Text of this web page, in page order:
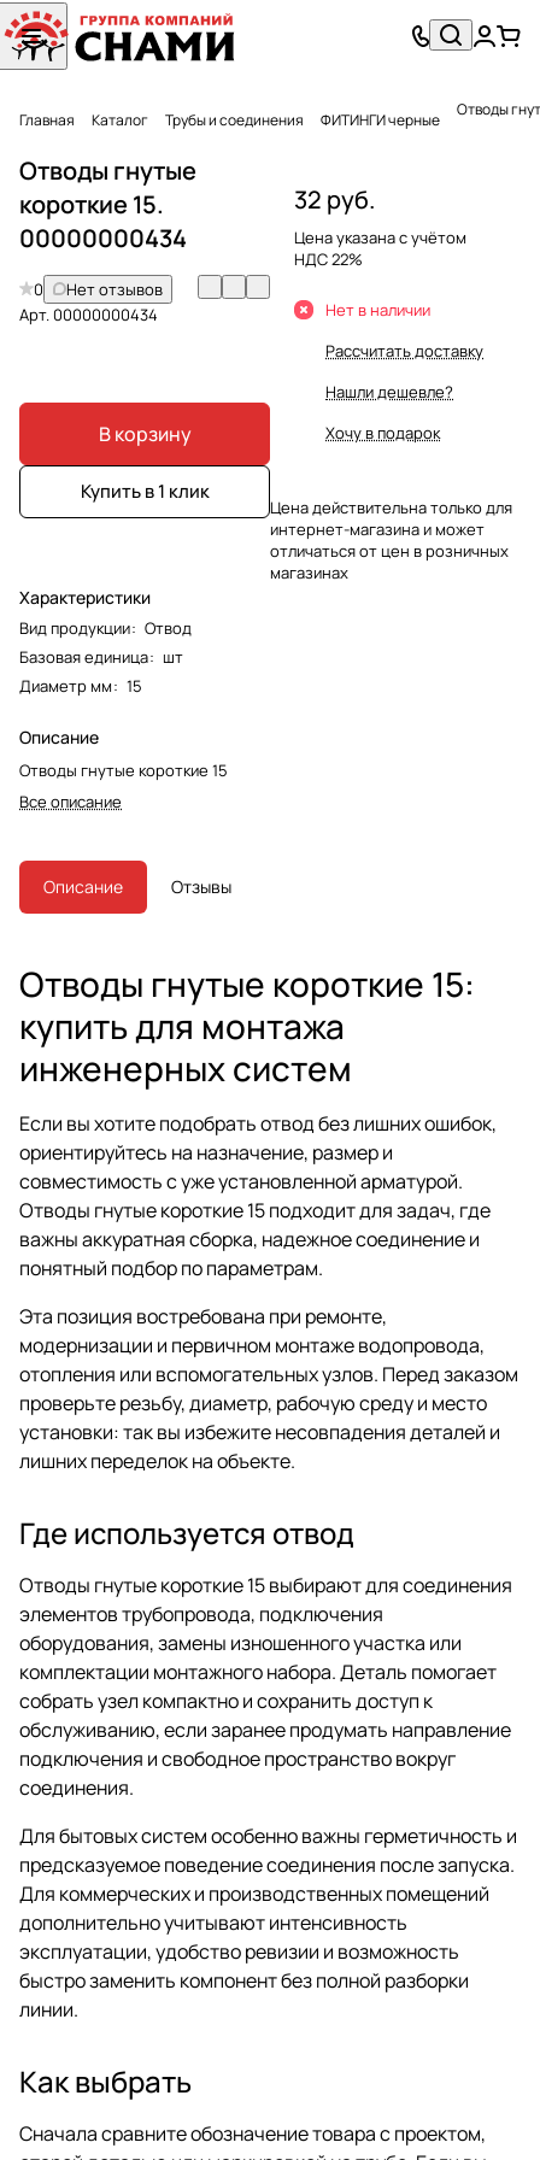
Главная Каталог Трубы и соединения ФИТИНГИ черные Отводы
Отводы гнутые
короткие 15.
00000000434
0
Нет отзывов
Арт.00000000434
В корзину
Купить в 1 клик
Характеристики
Вид продукции: Отвод
Базовая единица: шт
Диаметр мм: 15
Описание
Отводы гнутые короткие 15
Все описание
32 руб.
Цена указана с учётом
НДС 22%
Нет в наличии
Рассчитать доставку
Нашли дешевле?
Хочу в подарок
Цена действительна только для
интернет-магазина и может
отличаться от цен в розничных
магазинах
Описание Отзывы
Отводы гнутые короткие 15:
купить для монтажа
инженерных систем
Если вы хотите подобрать отвод без лишних ошибок,
ориентируйтесь на назначение, размер и
совместимость с уже установленной арматурой.
Отводы гнутые короткие 15 подходит для задач, где
важны аккуратная сборка, надежное соединение и
понятный подбор по параметрам.
Эта позиция востребована при ремонте,
модернизации и первичном монтаже водопровода,
отопления или вспомогательных узлов. Перед заказом
проверьте резьбу, диаметр, рабочую среду и место
установки: так вы избежите несовпадения деталей и
лишних переделок на объекте.
Где используется отвод
Отводы гнутые короткие 15 выбирают для соединения
элементов трубопровода, подключения
оборудования, замены изношенного участка или
комплектации монтажного набора. Деталь помогает
собрать узел компактно и сохранить доступ к
обслуживанию, если заранее продумать направление
подключения и свободное пространство вокруг
соединения.
Для бытовых систем особенно важны герметичность и
предсказуемое поведение соединения после запуска.
Для коммерческих и производственных помещений
дополнительно учитывают интенсивность
эксплуатации, удобство ревизии и возможность
быстро заменить компонент без полной разборки
линии.
Как выбрать
Сначала сравните обозначение товара с проектом,